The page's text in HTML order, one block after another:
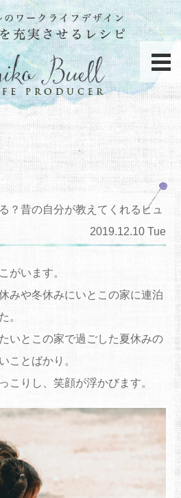
？昔の自分が教えてくれるヒュ
2019.12.10 Tue
がいます。
みや冬休みにいとこの家に連泊
。
いとこの家で過ごした夏休みの
ことばかり。
こりし、笑顔が浮かびます。